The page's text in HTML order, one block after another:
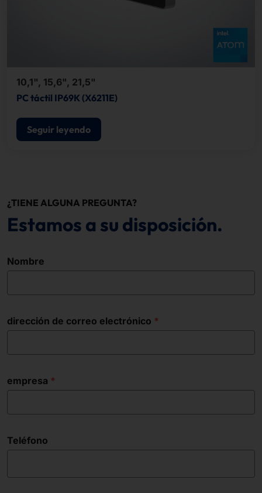
10,1", 15,6", 21,5"
PC táctil IP69K (X6211E)
Seguir leyendo
¿TIENE ALGUNA PREGUNTA?
Estamos a su disposición.
Nombre
dirección de correo electrónico
empresa
Teléfono